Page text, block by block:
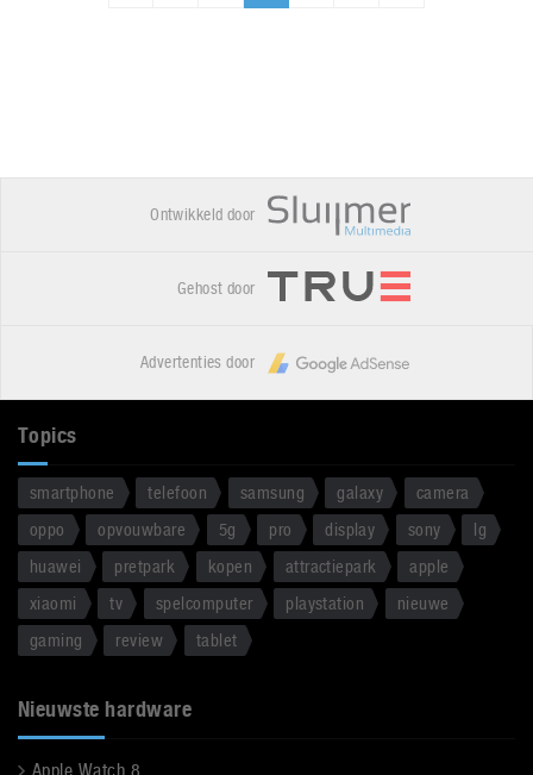
Ontwikkeld door
Gehost door
Advertenties door
Topics
smartphone telefoon samsung galaxy
camera
oppo
opvouwbare 5g pro display sony
lg
huawei
pretpark kopen attractiepark
apple
xiaomi
tv spelcomputer playstation
nieuwe
gaming
review tablet
Nieuwste hardware